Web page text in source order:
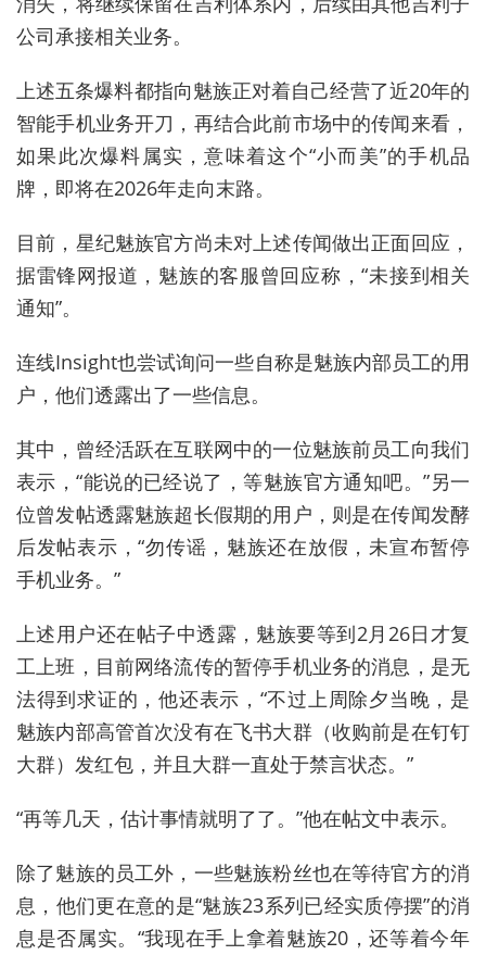
公司承接相关业务。
上述五条爆料都指向魅族正对着自己经营了近20年的
智能手机业务开刀，再结合此前市场中的传闻来看，
如果此次爆料属实，意味着这个“小而美”的手机品
牌，即将在2026年走向末路。
目前，星纪魅族官方尚未对上述传闻做出正面回应，
据雷锋网报道，魅族的客服曾回应称，“未接到相关
通知”。
连线Insight也尝试询问一些自称是魅族内部员工的用
户，他们透露出了一些信息。
其中，曾经活跃在互联网中的一位魅族前员工向我们
表示，“能说的已经说了，等魅族官方通知吧。”另一
位曾发帖透露魅族超长假期的用户，则是在传闻发酵
后发帖表示，“勿传谣，魅族还在放假，未宣布暂停
手机业务。”
上述用户还在帖子中透露，魅族要等到2月26日才复
工上班，目前网络流传的暂停手机业务的消息，是无
法得到求证的，他还表示，“不过上周除夕当晚，是
魅族内部高管首次没有在飞书大群（收购前是在钉钉
大群）发红包，并且大群一直处于禁言状态。”
“再等几天，估计事情就明了了。”他在帖文中表示。
除了魅族的员工外，一些魅族粉丝也在等待官方的消
息，他们更在意的是“魅族23系列已经实质停摆”的消
息是否属实。“我现在手上拿着魅族20，还等着今年